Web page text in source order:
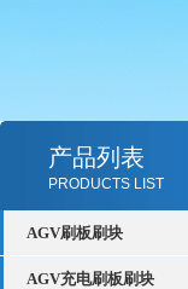
产品列表
PRODUCTS LIST
AGV刷板刷块
AGV充电刷板刷块